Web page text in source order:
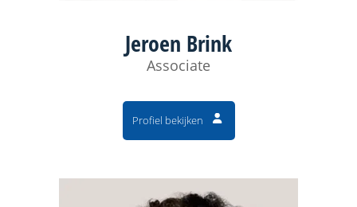
Jeroen Brink
Associate
Profiel bekijken